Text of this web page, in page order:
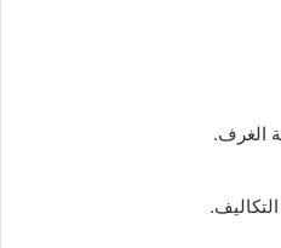
الغرف.